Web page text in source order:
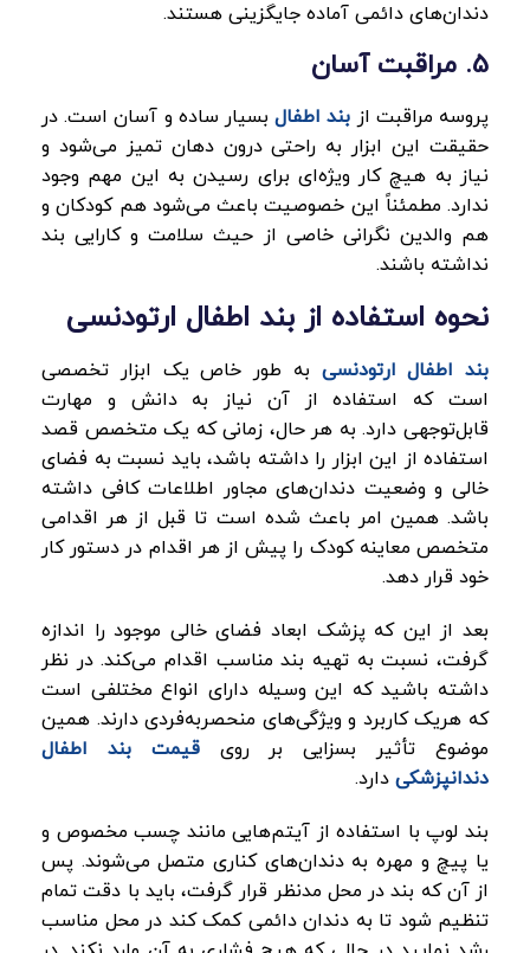
دندان‌های دائمی آماده جایگزینی هستند.
5. مراقبت آسان
پروسه مراقبت از بند اطفالبسیار ساده و آسان است. در
حقیقت این ابزار به راحتی درون دهان تمیز می‌شود و
نیاز به هیچ کار ویژه‌ای برای رسیدن به این مهم وجود
ندارد. مطمئناً این خصوصیت باعث می‌شود هم کودکان و
هم والدین نگرانی خاصی از حیث سلامت و کارایی بند
نداشته باشند.
نحوه استفاده از بند اطفال ارتودنسی
بند اطفال ارتودنسی به طور خاص یک ابزار تخصصی
است که استفاده از آن نیاز به دانش و مهارت
قابل‌توجهی دارد. به هر حال، زمانی که یک متخصص قصد
استفاده از این ابزار را داشته باشد، باید نسبت به فضای
خالی و وضعیت دندان‌های مجاور اطلاعات کافی داشته
باشد. همین امر باعث شده است تا قبل از هر اقدامی
متخصص معاینه کودک را پیش از هر اقدام در دستور کار
خود قرار دهد.
بعد از این که پزشک ابعاد فضای خالی موجود را اندازه
گرفت، نسبت به تهیه بند مناسب اقدام می‌کند. در نظر
داشته باشید که این وسیله دارای انواع مختلفی است
که هریک کاربرد و ویژگی‌های منحصربه‌فردی دارند. همین
موضوع تأثیر بسزایی بر رویقیمت بند اطفال
دندانپزشکی دارد.
بند لوپ با استفاده از آیتم‌هایی مانند چسب مخصوص و
یا پیچ و مهره به دندان‌های کناری متصل می‌شوند. پس
از آن که بند در محل مدنظر قرار گرفت، باید با دقت تمام
تنظیم شود تا به دندان دائمی کمک کند در محل مناسب